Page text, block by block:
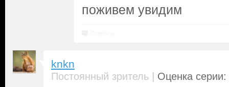
поживем увидим
knkn
Постоянный зритель | Оценка серии: